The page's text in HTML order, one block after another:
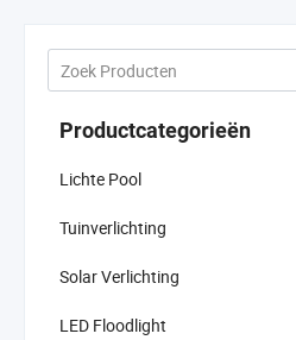
Productcategorieën
Lichte Pool
Tuinverlichting
Solar Verlichting
LED Floodlight